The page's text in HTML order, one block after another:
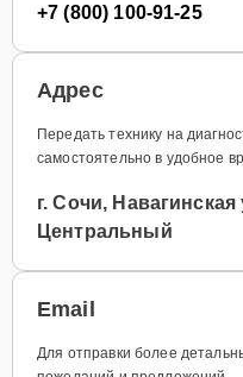
+7 (800) 100-91-25
Адрес
Передать технику на
самостоятельно в удобное
г. Сочи,
Центральный
Email
Для отправки более